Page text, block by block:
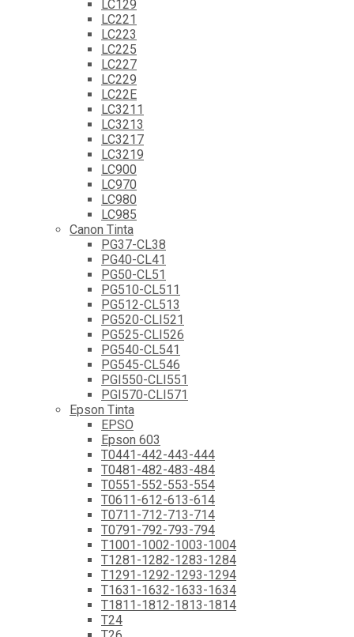
LC129
LC221
LC223
LC225
LC227
LC229
LC22E
LC3211
LC3213
LC3217
LC3219
LC900
LC970
LC980
LC985
Canon Tinta
PG37-CL38
PG40-CL41
PG50-CL51
PG510-CL511
PG512-CL513
PG520-CLI521
PG525-CLI526
PG540-CL541
PG545-CL546
PGI550-CLI551
PGI570-CLI571
Epson Tinta
EPSO
Epson 603
T0441-442-443-444
T0481-482-483-484
T0551-552-553-554
T0611-612-613-614
T0711-712-713-714
T0791-792-793-794
T1001-1002-1003-1004
T1281-1282-1283-1284
T1291-1292-1293-1294
T1631-1632-1633-1634
T1811-1812-1813-1814
T24